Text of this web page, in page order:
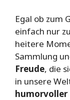
Egal ob zum
einfach nur
heitere
Sammlung
Freude, die
in unsere
humorvoller